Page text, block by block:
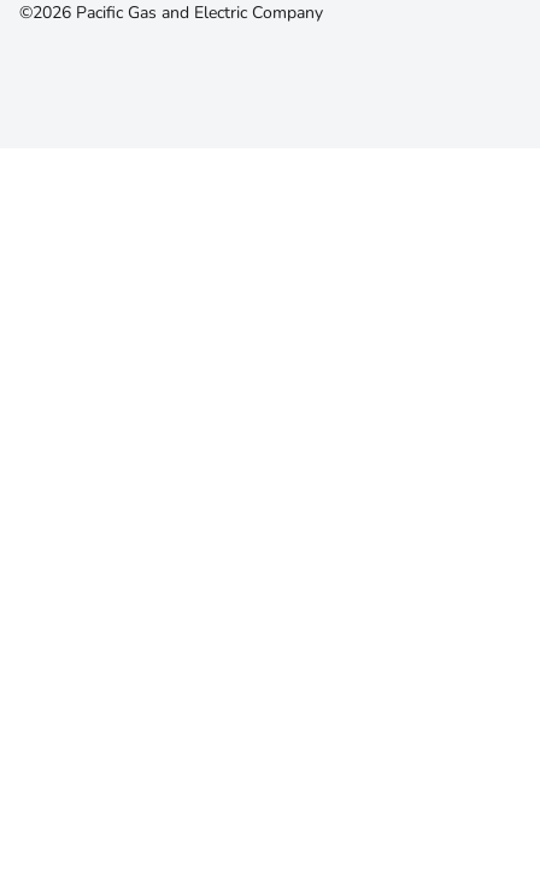
©2026 Pacific Gas and Electric Company